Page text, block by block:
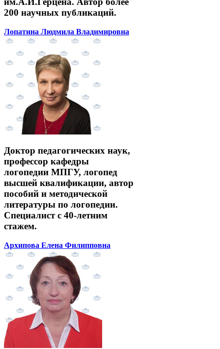
200 научных публикаций.
Лопатина Людмила Владимировна
Доктор педагогических наук,
профессор кафедры
логопедии МПГУ, логопед
высшей квалификации, автор
пособий и методической
литературы по логопедии.
Специалист с 40-летним
стажем.
Архипова Елена Филипповна